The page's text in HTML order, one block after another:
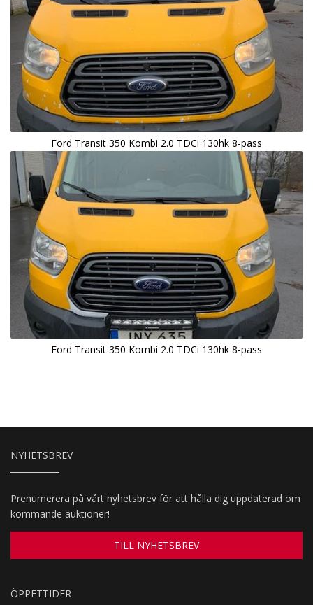
Ford Transit 350 Kombi 2.0 TDCi 130hk 8-pass
Ford Transit 350 Kombi 2.0 TDCi 130hk 8-pass
NYHETSBREV
Prenumerera på vårt nyhetsbrev för att hålla dig uppdaterad om
kommande auktioner!
TILL NYHETSBREV
ÖPPETTIDER